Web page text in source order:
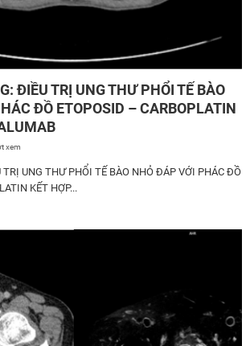
ĐIỀU TRỊ UNG THƯ PHỔI TẾ BÀO
ĐỒ ETOPOSID – CARBOPLATIN
xem
UNG THƯ PHỔI TẾ BÀO NHỎ ĐÁP VỚI PHÁC ĐỒ
KẾT HỢP...